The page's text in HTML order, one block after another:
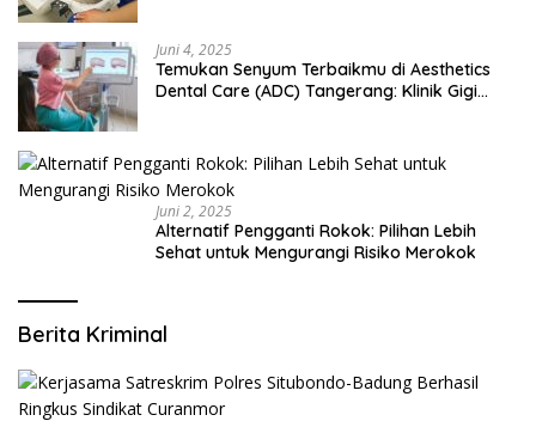
Juni 4, 2025
Temukan Senyum Terbaikmu di Aesthetics
Dental Care (ADC) Tangerang: Klinik Gigi
Juni 2, 2025
Alternatif Pengganti Rokok: Pilihan Lebih
Sehat untuk Mengurangi Risiko Merokok
Berita Kriminal